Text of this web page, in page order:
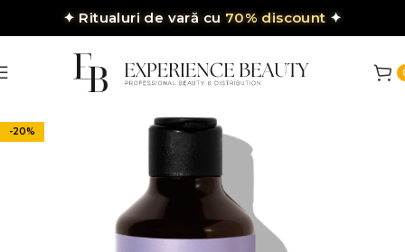
✦ Ritualuri de vară cu 70% discount ✦
-20%